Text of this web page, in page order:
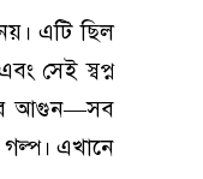
এটি ছিল
সেই স্বপ্ন
আগুন—সব
গল্প। এখানে